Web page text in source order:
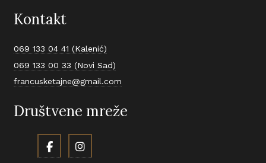
Kontakt
069 133 04 41 (Kalenić)
069 133 00 33 (Novi Sad)
francusketajne@gmail.com
Društvene mreže